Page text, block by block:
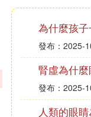
為什麼孩
發布：2025-
腎虛為什
發布：2025-
人類的眼